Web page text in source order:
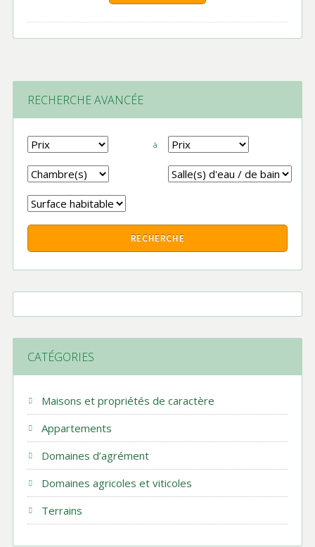
RECHERCHE AVANCÉE
à
CATÉGORIES
Maisons et propriétés de caractère
Appartements
Domaines d’agrément
Domaines agricoles et viticoles
Terrains